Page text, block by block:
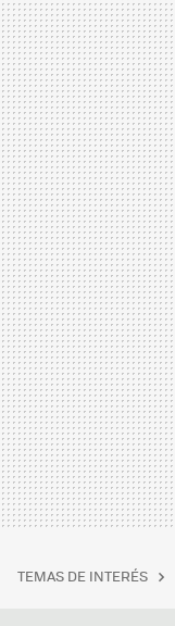
TEMAS DE INTERÉS